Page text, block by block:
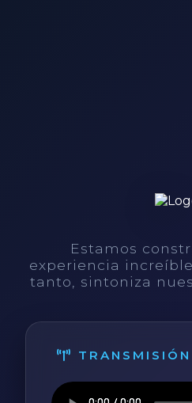
Estamos
experiencia
tanto, sintoniza